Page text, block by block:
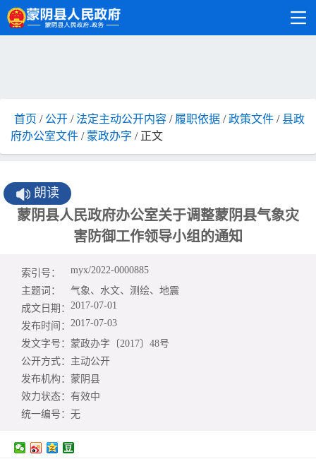
首页 / 公开 /法定主动公开内容 / 履职依据 /政策文件 / 县政
府办公室文件 / 蒙政办字 / 正文
朗读
蒙阴县人民政府办公室关于调整蒙阴县气象灾
害防御工作领导小组的通知
索引号：
myx/2022-0000885
主题词：
气象、水文、测绘、地震
成文日期： 2017-07-01
发布时间： 2017-07-03
发文字号： 蒙政办字〔2017〕48号
公开方式： 主动公开
发布机构： 蒙阴县
效力状态： 有效中
统一编号： 无